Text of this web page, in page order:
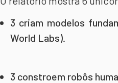
3 criam modelos
World Labs).
3 constroem robôs